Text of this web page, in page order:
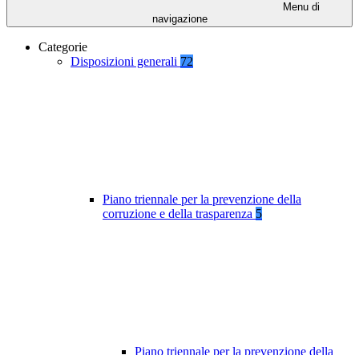
Menu di
navigazione
Categorie
Disposizioni generali 72
Piano triennale per la prevenzione della
corruzione e della trasparenza 5
Piano triennale per la prevenzione della